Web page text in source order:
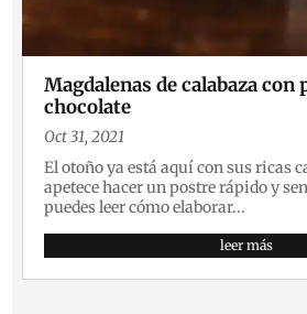
Magdalenas de calabaza con
chocolate
Oct 31, 2021
El otoño ya está aquí con sus ricas
apetece hacer un postre rápido y
puedes leer cómo elaborar...
leer más